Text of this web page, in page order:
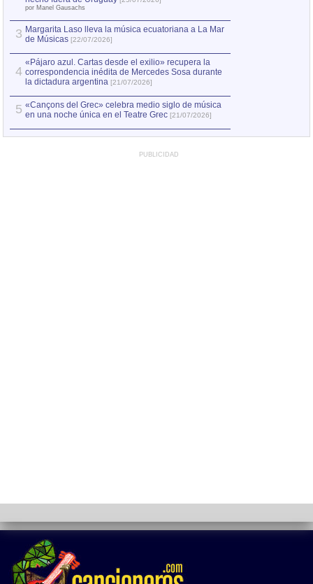
por Manel Gausachs
3 Margarita Laso lleva la música ecuatoriana a La Mar
de Músicas [22/07/2026]
4
«Pájaro azul. Cartas desde el exilio» recupera la
correspondencia inédita de Mercedes Sosa durante
la dictadura argentina [21/07/2026]
5 «Cançons del Grec» celebra medio siglo de música
en una noche única en el Teatre Grec [21/07/2026]
PUBLICIDAD